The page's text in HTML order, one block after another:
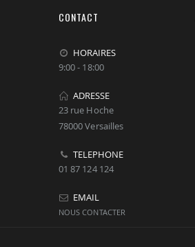
CONTACT
HORAIRES
9:00 - 18:00
ADRESSE
23 rue Hoche
78000 Versailles
TELEPHONE
01 87 124 124
EMAIL
NOUS CONTACTER